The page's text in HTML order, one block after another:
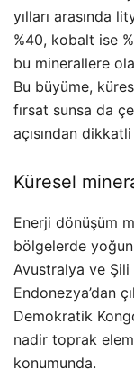
yılları arasında
%40, kobalt ise
bu minerallere
Bu büyüme,
fırsat sunsa da
açısından
Küresel
Enerji dönüşüm
bölgelerde
Avustralya ve Şili
Endonezya’dan
Demokratik
nadir toprak
konumunda.